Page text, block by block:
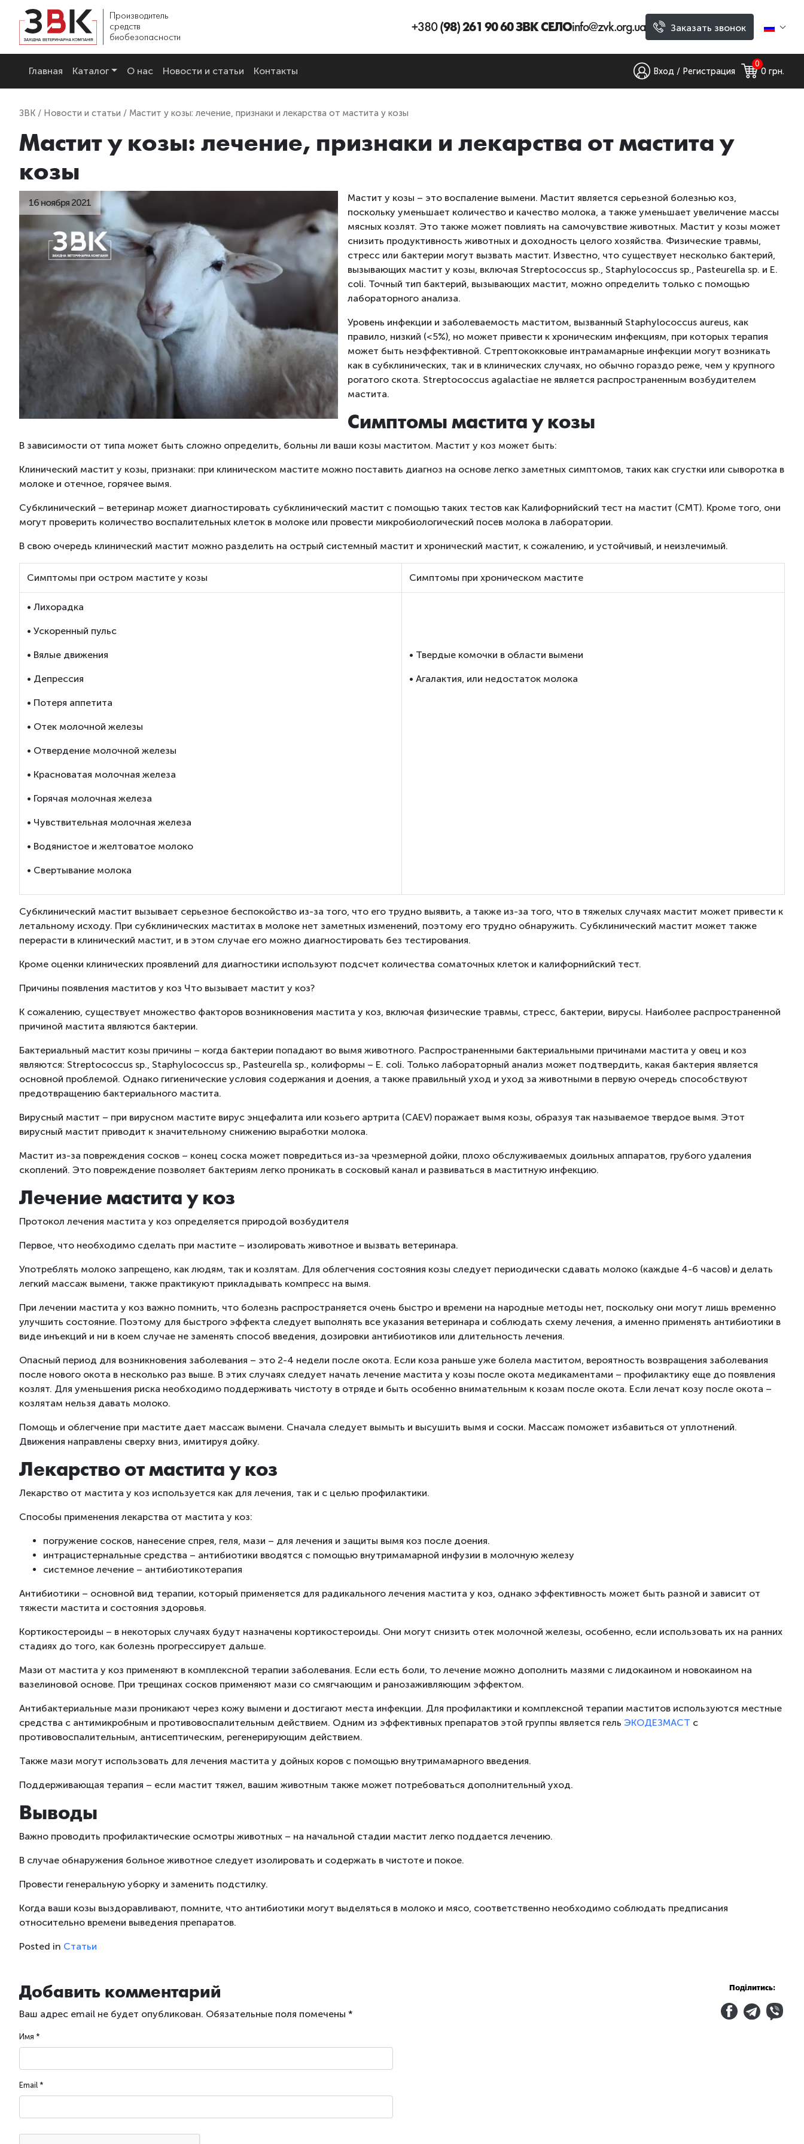
Производитель
средств
биобезопасности
+380(98) 261 90 60 ЗВК СЕЛОinfo@zvk.org.ua Заказать звонок
Главная Каталог О нас Новости и статьи Контакты Вход / Регистрация
0
0 грн.
ЗВК / Новости и статьи / Мастит у козы: лечение, признаки и лекарства от мастита у козы
Мастит у козы: лечение, признаки и лекарства от мастита у
козы
16 ноября 2021
Мастит у козы – это воспаление вымени. Мастит является серьезной болезнью коз,
поскольку уменьшает количество и качество молока, а также уменьшает увеличение массы
мясных козлят. Это также может повлиять на самочувствие животных. Мастит у козы может
снизить продуктивность животных и доходность целого хозяйства. Физические травмы,
стресс или бактерии могут вызвать мастит. Известно, что существует несколько бактерий,
вызывающих мастит у козы, включая Streptococcus sp., Staphylococcus sp., Pasteurella sp. и E.
coli. Точный тип бактерий, вызывающих мастит, можно определить только с помощью
лабораторного анализа.
Уровень инфекции и заболеваемость маститом, вызванный Staphylococcus aureus, как
правило, низкий (<5%), но может привести к хроническим инфекциям, при которых терапия
может быть неэффективной. Стрептококковые интрамамарные инфекции могут возникать
как в субклинических, так и в клинических случаях, но обычно гораздо реже, чем у крупного
рогатого скота. Streptococcus agalactiae не является распространенным возбудителем
мастита.
Симптомы мастита у козы
В зависимости от типа может быть сложно определить, больны ли ваши козы маститом. Мастит у коз может быть:
Клинический мастит у козы, признаки: при клиническом мастите можно поставить диагноз на основе легко заметных симптомов, таких как сгустки или сыворотка в
молоке и отечное, горячее вымя.
Субклинический – ветеринар может диагностировать субклинический мастит с помощью таких тестов как Калифорнийский тест на мастит (CMT). Кроме того, они
могут проверить количество воспалительных клеток в молоке или провести микробиологический посев молока в лаборатории.
В свою очередь клинический мастит можно разделить на острый системный мастит и хронический мастит, к сожалению, и устойчивый, и неизлечимый.
Симптомы при остром мастите у козы Симптомы при хроническом мастите
• Лихорадка
• Ускоренный пульс
• Вялые движения
• Депрессия
• Потеря аппетита
• Отек молочной железы
• Отвердение молочной железы
• Красноватая молочная железа
• Горячая молочная железа
• Чувствительная молочная железа
• Водянистое и желтоватое молоко
• Свертывание молока
• Твердые комочки в области вымени
• Агалактия, или недостаток молока
Субклинический мастит вызывает серьезное беспокойство из-за того, что его трудно выявить, а также из-за того, что в тяжелых случаях мастит может привести к
летальному исходу. При субклинических маститах в молоке нет заметных изменений, поэтому его трудно обнаружить. Субклинический мастит может также
перерасти в клинический мастит, и в этом случае его можно диагностировать без тестирования.
Кроме оценки клинических проявлений для диагностики используют подсчет количества соматочных клеток и калифорнийский тест.
Причины появления маститов у коз Что вызывает мастит у коз?
К сожалению, существует множество факторов возникновения мастита у коз, включая физические травмы, стресс, бактерии, вирусы. Наиболее распространенной
причиной мастита являются бактерии.
Бактериальный мастит козы причины – когда бактерии попадают во вымя животного. Распространенными бактериальными причинами мастита у овец и коз
являются: Streptococcus sp., Staphylococcus sp., Pasteurella sp., колиформы – E. сoli. Только лабораторный анализ может подтвердить, какая бактерия является
основной проблемой. Однако гигиенические условия содержания и доения, а также правильный уход и уход за животными в первую очередь способствуют
предотвращению бактериального мастита.
Вирусный мастит – при вирусном мастите вирус энцефалита или козьего артрита (CAEV) поражает вымя козы, образуя так называемое твердое вымя. Этот
вирусный мастит приводит к значительному снижению выработки молока.
Мастит из-за повреждения сосков – конец соска может повредиться из-за чрезмерной дойки, плохо обслуживаемых доильных аппаратов, грубого удаления
скоплений. Это повреждение позволяет бактериям легко проникать в сосковый канал и развиваться в маститную инфекцию.
Лечение мастита у коз
Протокол лечения мастита у коз определяется природой возбудителя
Первое, что необходимо сделать при мастите – изолировать животное и вызвать ветеринара.
Употреблять молоко запрещено, как людям, так и козлятам. Для облегчения состояния козы следует периодически сдавать молоко (каждые 4-6 часов) и делать
легкий массаж вымени, также практикуют прикладывать компресс на вымя.
При лечении мастита у коз важно помнить, что болезнь распространяется очень быстро и времени на народные методы нет, поскольку они могут лишь временно
улучшить состояние. Поэтому для быстрого эффекта следует выполнять все указания ветеринара и соблюдать схему лечения, а именно применять антибиотики в
виде инъекций и ни в коем случае не заменять способ введения, дозировки антибиотиков или длительность лечения.
Опасный период для возникновения заболевания – это 2-4 недели после окота. Если коза раньше уже болела маститом, вероятность возвращения заболевания
после нового окота в несколько раз выше. В этих случаях следует начать лечение мастита у козы после окота медикаментами – профилактику еще до появления
козлят. Для уменьшения риска необходимо поддерживать чистоту в отряде и быть особенно внимательным к козам после окота. Если лечат козу после окота –
козлятам нельзя давать молоко.
Помощь и облегчение при мастите дает массаж вымени. Сначала следует вымыть и высушить вымя и соски. Массаж поможет избавиться от уплотнений.
Движения направлены сверху вниз, имитируя дойку.
Лекарство от мастита у коз
Лекарство от мастита у коз используется как для лечения, так и с целью профилактики.
Способы применения лекарства от мастита у коз:
погружение сосков, нанесение спрея, геля, мази – для лечения и защиты вымя коз после доения.
интрацистернальные средства – антибиотики вводятся с помощью внутримамарной инфузии в молочную железу
системное лечение – антибиотикотерапия
Антибиотики – основной вид терапии, который применяется для радикального лечения мастита у коз, однако эффективность может быть разной и зависит от
тяжести мастита и состояния здоровья.
Кортикостероиды – в некоторых случаях будут назначены кортикостероиды. Они могут снизить отек молочной железы, особенно, если использовать их на ранних
стадиях до того, как болезнь прогрессирует дальше.
Мази от мастита у коз применяют в комплексной терапии заболевания. Если есть боли, то лечение можно дополнить мазями с лидокаином и новокаином на
вазелиновой основе. При трещинах сосков применяют мази со смягчающим и ранозаживляющим эффектом.
Антибактериальные мази проникают через кожу вымени и достигают места инфекции. Для профилактики и комплексной терапии маститов используются местные
средства с антимикробным и противовоспалительным действием. Одним из эффективных препаратов этой группы является гель ЭКОДЕЗМАСТ с
противовоспалительным, антисептическим, регенерирующим действием.
Также мази могут использовать для лечения мастита у дойных коров с помощью внутримамарного введения.
Поддерживающая терапия – если мастит тяжел, вашим животным также может потребоваться дополнительный уход.
Выводы
Важно проводить профилактические осмотры животных – на начальной стадии мастит легко поддается лечению.
В случае обнаружения больное животное следует изолировать и содержать в чистоте и покое.
Провести генеральную уборку и заменить подстилку.
Когда ваши козы выздоравливают, помните, что антибиотики могут выделяться в молоко и мясо, соответственно необходимо соблюдать предписания
относительно времени выведения препаратов.
Posted in Статьи
Добавить комментарий
Ваш адрес email не будет опубликован. Обязательные поля помечены *
Имя *
Email *
Поділитись: